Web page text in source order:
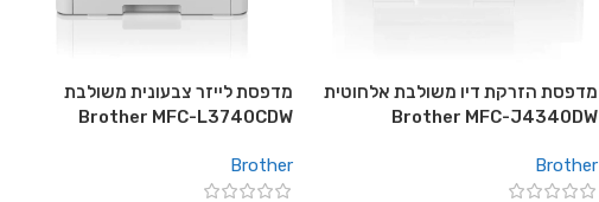
מדפסת הזרקת דיו משולבת אלחוטית
Brother MFC-J4340DW
Brother
מדפסת לייזר צבעונית משולבת
Brother MFC-L3740CDW
Brother